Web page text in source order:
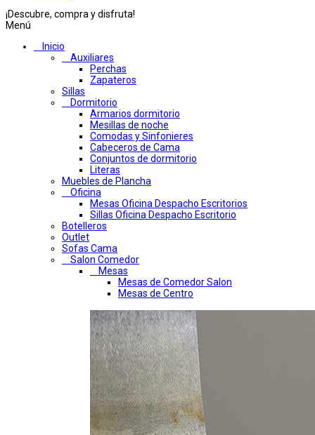
¡Descubre, compra y disfruta!
Menú
Inicio
Auxiliares
Perchas
Zapateros
Sillas
Dormitorio
Armarios dormitorio
Mesillas de noche
Comodas y Sinfonieres
Cabeceros de Cama
Conjuntos de dormitorio
Literas
Muebles de Plancha
Oficina
Mesas Oficina Despacho Escritorios
Sillas Oficina Despacho Escritorio
Botelleros
Outlet
Sofas Cama
Salon Comedor
Mesas
Mesas de Comedor Salon
Mesas de Centro